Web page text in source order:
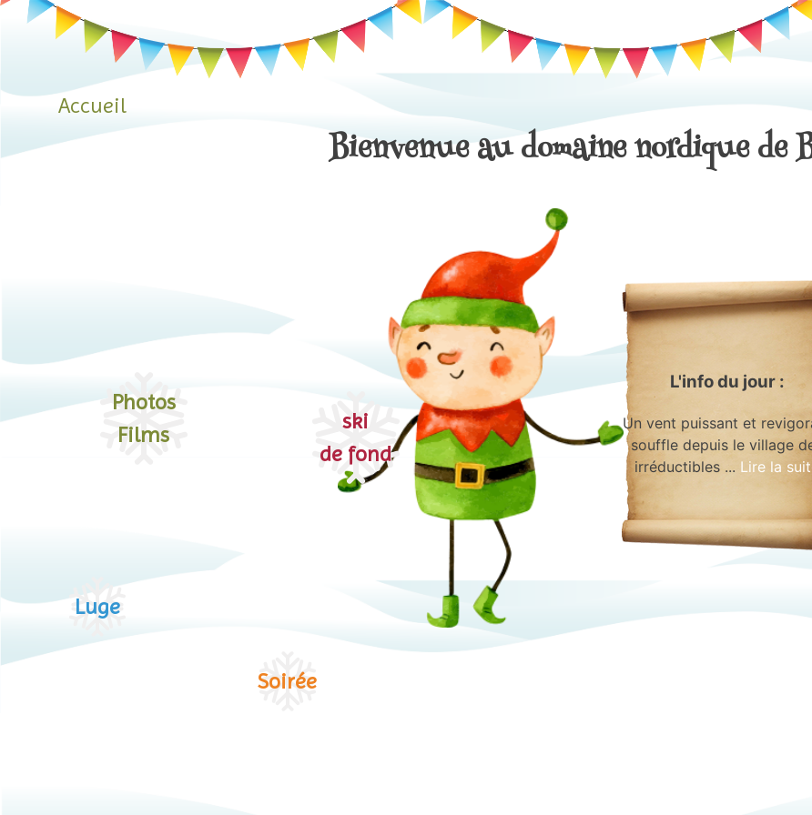
Skip
Accueil
Bienvenue au domaine nordique de
L'info du jour :
Un vent puissant et
souffle depuis le village
irréductibles ... Lire la
ski
de fond
Luge
Photos
Films
Soirée